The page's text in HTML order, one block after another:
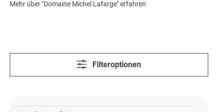
Mehr über "Domaine Michel Lafarge" erfahren
Filteroptionen